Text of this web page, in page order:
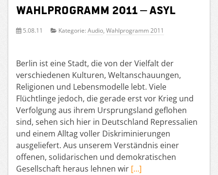
Wahlprogramm 2011 – Asyl
5.08.11 Kategorie: Audio, Wahlprogramm 2011
Berlin ist eine Stadt, die von der Vielfalt der
verschiedenen Kulturen, Weltanschauungen,
Religionen und Lebensmodelle lebt. Viele
Flüchtlinge jedoch, die gerade erst vor Krieg und
Verfolgung aus ihrem Ursprungsland geflohen
sind, sehen sich hier in Deutschland Repressalien
und einem Alltag voller Diskriminierungen
ausgeliefert. Aus unserem Verständnis einer
offenen, solidarischen und demokratischen
Gesellschaft heraus lehnen wir […]